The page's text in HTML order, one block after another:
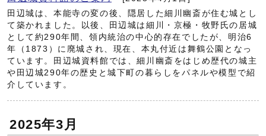
田辺城は、本能寺の変の後、隠居した細川幽斎が住む城とし
て築かれました。以後、田辺城は細川・京極・牧野氏の居城
として約290年間、領内統治の中心的存在でしたが、明治6
年（1873）に廃城され、現在、本丸付近は舞鶴公園となっ
ています。田辺城資料館では、細川幽斎をはじめ歴代の城主
や田辺城290年の歴史と城下町の暮らしをパネルや模型で紹
介しています。
2025年3月